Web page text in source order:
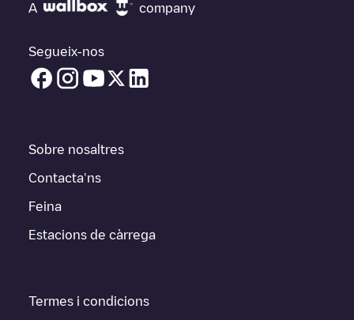
A company
Segueix-nos
Sobre nosaltres
Contacta'ns
Feina
Estacions de càrrega
Termes i condicions